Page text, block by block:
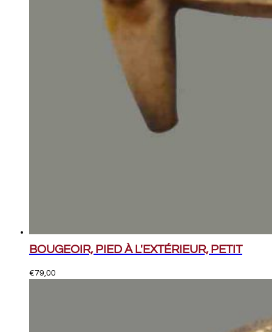
BOUGEOIR, PIED À L'EXTÉRIEUR, PETIT
€79,00